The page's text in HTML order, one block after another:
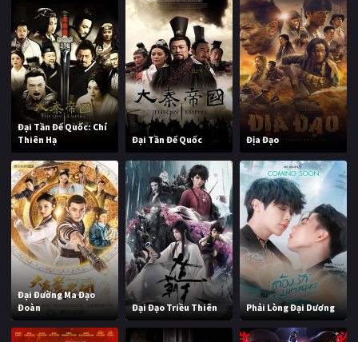
Đại Tần Đế Quốc: Chí
Thiên Hạ
Đại Tần Đế Quốc Địa Đạo
Đại Đường Ma Đạo
Đoàn
Đại Đạo Triều Thiên Phải Lòng Đại Dương